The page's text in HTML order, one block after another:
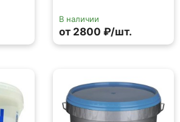
В наличии
от 2800 ₽/шт.